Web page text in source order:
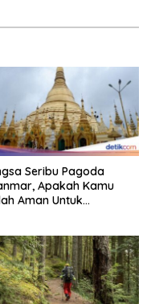
Seribu Pagoda
Apakah Kamu
Aman Untuk